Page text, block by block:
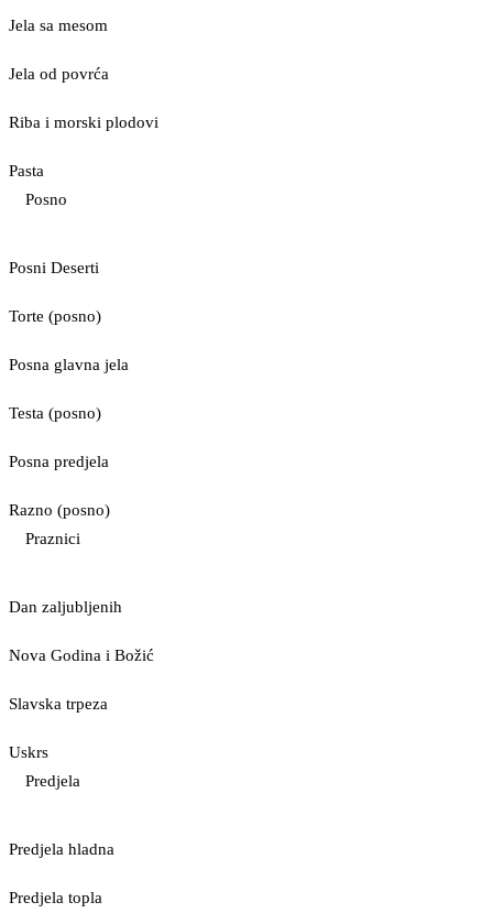
Jela sa mesom
Jela od povrća
Riba i morski plodovi
Pasta
Posno
Posni Deserti
Torte (posno)
Posna glavna jela
Testa (posno)
Posna predjela
Razno (posno)
Praznici
Dan zaljubljenih
Nova Godina i Božić
Slavska trpeza
Uskrs
Predjela
Predjela hladna
Predjela topla